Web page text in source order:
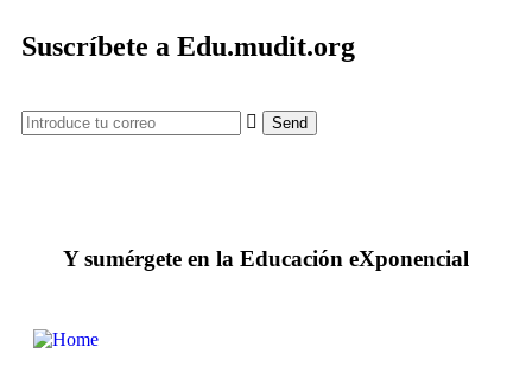
Suscríbete a Edu.mudit.org
Y sumérgete en la Educación eXponencial